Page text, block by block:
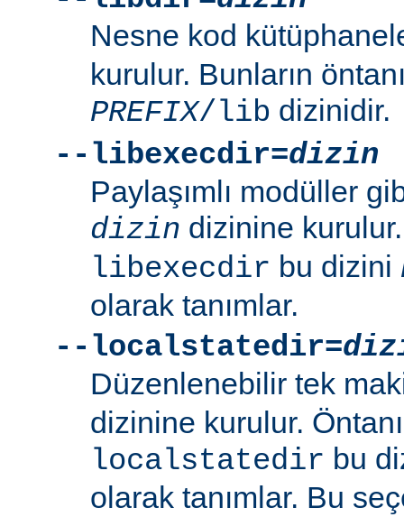
Nesne kod
kurulur. Bunların
PREFIX/lib dizinidir.
--libexecdir=dizin
Paylaşımlı modüller
dizin dizinine
libexecdir bu dizini
olarak tanımlar.
--localstatedir=
Düzenlenebilir tek
dizinine kurulur.
localstatedir bu
olarak tanımlar. Bu